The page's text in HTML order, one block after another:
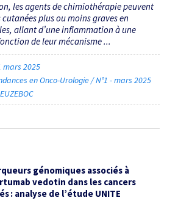
les agents de chimiothérapie peuvent
plus ou moins graves en
allant d’une inflammation à une
de leur mécanisme ...
mars 2025
en Onco-Urologie / N°1 - mars 2025
génomiques associés à
vedotin dans les cancers
: analyse de l’étude UNITE